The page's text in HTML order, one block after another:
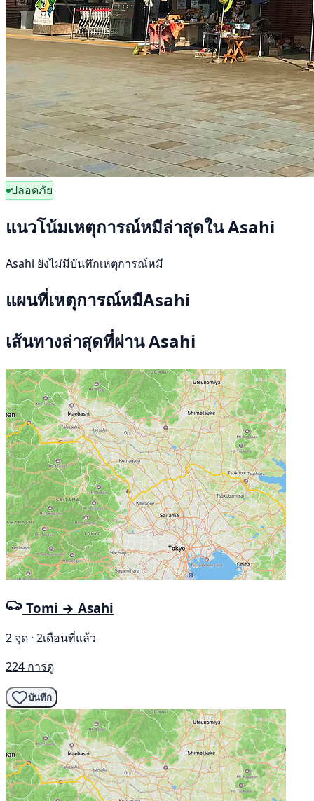
ปลอดภัย
แนวโน้มเหตุการณ์หมีล่าสุดใน Asahi
Asahi ยังไม่มีบันทึกเหตุการณ์หมี
แผนที่เหตุการณ์หมีAsahi
เส้นทางล่าสุดที่ผ่าน Asahi
Tomi → Asahi
2 จุด · 2เดือนที่แล้ว
224 การดู
บันทึก